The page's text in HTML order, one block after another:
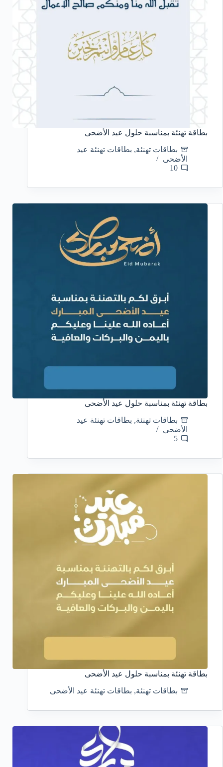
بطاقة تهنئة بمناسبة حلول عيد الأضحى
بطاقات تهنئة, بطاقات تهنئة عيد
الأضحى
10
بطاقة تهنئة بمناسبة حلول عيد الأضحى
بطاقات تهنئة, بطاقات تهنئة عيد
الأضحى
5
بطاقة تهنئة بمناسبة حلول عيد الأضحى
بطاقات تهنئة, بطاقات تهنئة عيد الأضحى